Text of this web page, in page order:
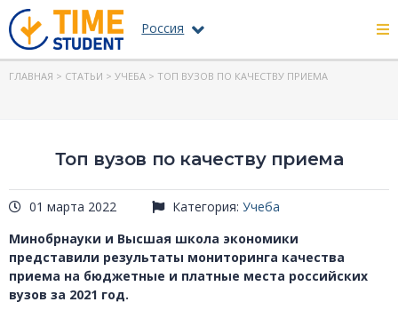
Россия
ГЛАВНАЯ > СТАТЬИ > УЧЕБА > ТОП ВУЗОВ ПО КАЧЕСТВУ ПРИЕМА
Топ вузов по качеству приема
01 марта 2022 Категория: Учеба
Минобрнауки и Высшая школа экономики
представили результаты мониторинга качества
приема на бюджетные и платные места российских
вузов за 2021 год.